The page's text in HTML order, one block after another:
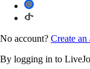
No account? Create an
By logging in to